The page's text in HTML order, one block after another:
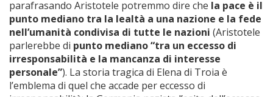
parafrasando Aristotele potremmo dire che la pace è il
punto mediano tra la lealtà a una nazione e la fede
nell’umanità condivisa di tutte le nazioni (Aristotele
parlerebbe di punto mediano “tra un eccesso di
irresponsabilità e la mancanza di interesse
personale”). La storia tragica di Elena di Troia è
l’emblema di quel che accade per eccesso di